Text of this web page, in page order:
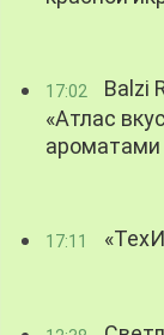
17:02
Balzi
«Атлас
ароматами
17:11